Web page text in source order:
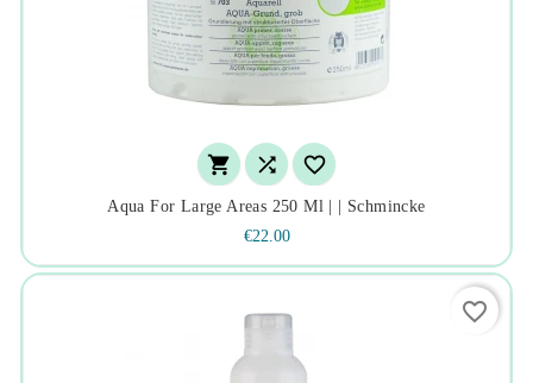
  
Aqua For Large Areas 250 Ml | | Schmincke
€22.00
favorite_border